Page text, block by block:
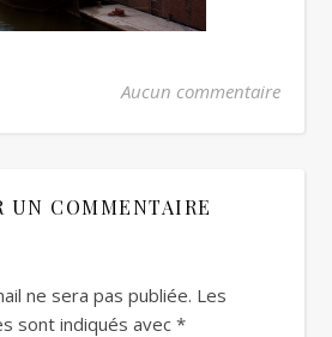
Aucun commentaire
UN COMMENTAIRE
ne sera pas publiée. Les
sont indiqués avec *